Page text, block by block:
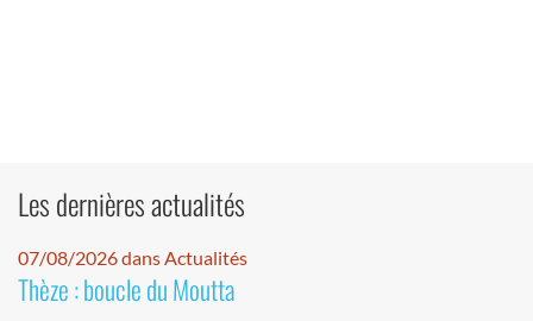
Les dernières actualités
07/08/2026 dans Actualités
Thèze : boucle du Moutta